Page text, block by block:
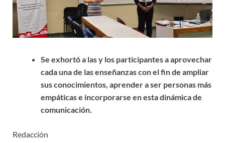
Se exhortó a las y los participantes a aprovechar
cada una de las enseñanzas con el fin de ampliar
sus conocimientos, aprender a ser personas más
empáticas e incorporarse en esta dinámica de
comunicación.
Redacción